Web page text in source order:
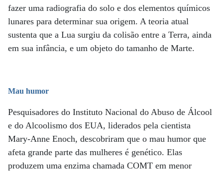
fazer uma radiografia do solo e dos elementos químicos
lunares para determinar sua origem. A teoria atual
sustenta que a Lua surgiu da colisão entre a Terra, ainda
em sua infância, e um objeto do tamanho de Marte.
Mau humor
Pesquisadores do Instituto Nacional do Abuso de Álcool
e do Alcoolismo dos EUA, liderados pela cientista
Mary-Anne Enoch, descobriram que o mau humor que
afeta grande parte das mulheres é genético. Elas
produzem uma enzima chamada COMT em menor